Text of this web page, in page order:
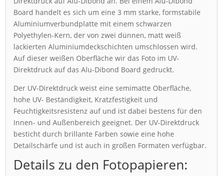
Board handelt es sich um eine 3 mm starke, formstabile
Aluminiumverbundplatte mit einem schwarzen
Polyethylen-Kern, der von zwei dünnen, matt weiß
lackierten Aluminiumdeckschichten umschlossen wird.
Auf dieser weißen Oberfläche wir das Foto im UV-
Direktdruck auf das Alu-Dibond Board gedruckt.
Der UV-Direktdruck weist eine semimatte Oberfläche,
hohe UV- Beständigkeit, Kratzfestigkeit und
Feuchtigkeitsresistenz auf und ist dabei bestens für den
Innen- und Außenbereich geeignet. Der UV-Direktdruck
besticht durch brillante Farben sowie eine hohe
Detailschärfe und ist auch in großen Formaten verfügbar.
Details zu den Fotopapieren: